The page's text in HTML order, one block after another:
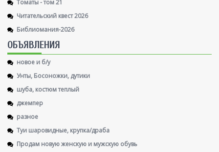
Томаты - том 21
Читательский квест 2026
Библиомания-2026
ОБЪЯВЛЕНИЯ
новое и б/у
Унты, Босоножки, дутики
шуба, костюм теплый
джемпер
разное
Туи шаровидные, крупка/драба
Продам новую женскую и мужскую обувь